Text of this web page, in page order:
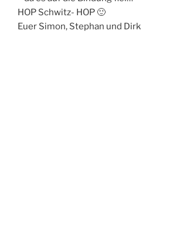
HOP Schwitz- HOP 🙂
Euer Simon, Stephan und Dirk